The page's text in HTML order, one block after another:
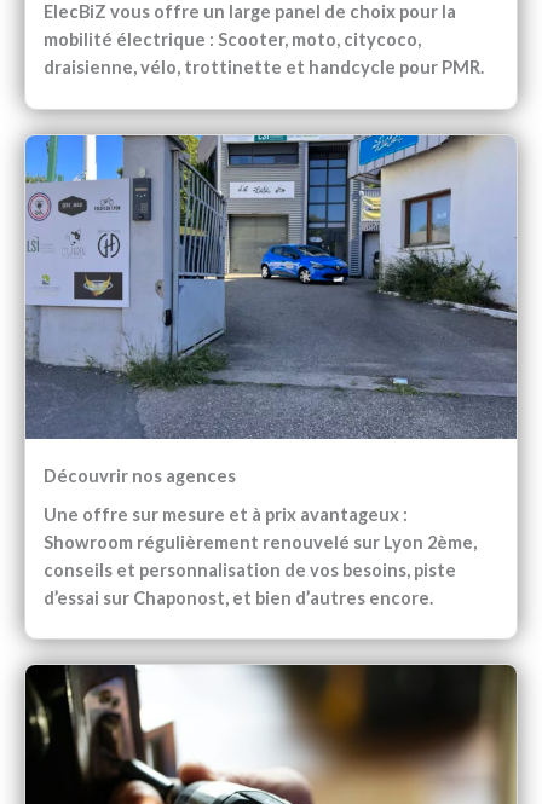
ElecBiZ vous offre un large panel de choix pour la
mobilité électrique : Scooter, moto, citycoco,
draisienne, vélo, trottinette et handcycle pour PMR.
Découvrir nos agences
Une offre sur mesure et à prix avantageux :
Showroom régulièrement renouvelé sur Lyon 2ème,
conseils et personnalisation de vos besoins, piste
d’essai sur Chaponost, et bien d’autres encore.